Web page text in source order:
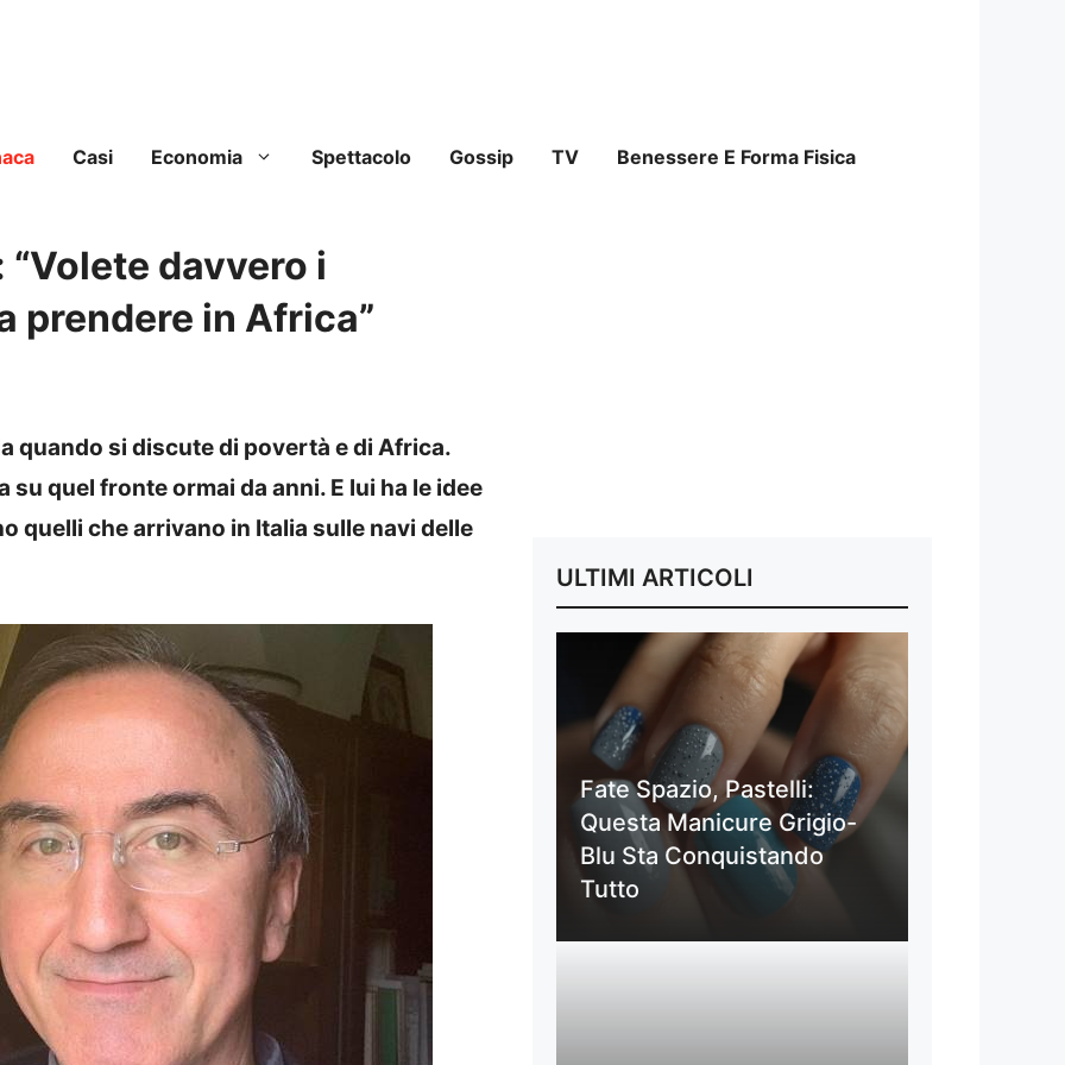
Casi Economia Spettacolo Gossip TV Benessere E Forma Fisica
davvero i
prendere in Africa”
quando si discute di povertà e di Africa.
quel fronte ormai da anni. E lui ha le idee
quelli che arrivano in Italia sulle navi delle
ULTIMI ARTICOLI
Fate Spazio, Pastelli:
Questa Manicure Grigio-
Blu Sta Conquistando
Tutto